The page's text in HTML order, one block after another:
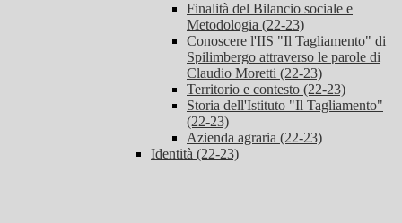
Finalità del Bilancio sociale e
Metodologia (22-23)
Conoscere l'IIS "Il Tagliamento" di
Spilimbergo attraverso le parole di
Claudio Moretti (22-23)
Territorio e contesto (22-23)
Storia dell'Istituto "Il Tagliamento"
(22-23)
Azienda agraria (22-23)
Identità (22-23)